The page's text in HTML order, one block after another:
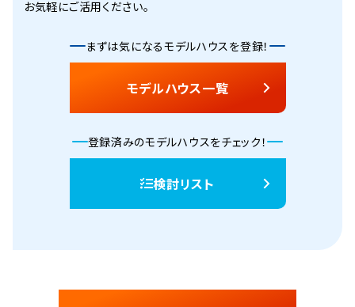
お気軽にご活用ください。
まずは気になるモデルハウスを登録！
モデルハウス一覧
登録済みのモデルハウスをチェック！
検討リスト